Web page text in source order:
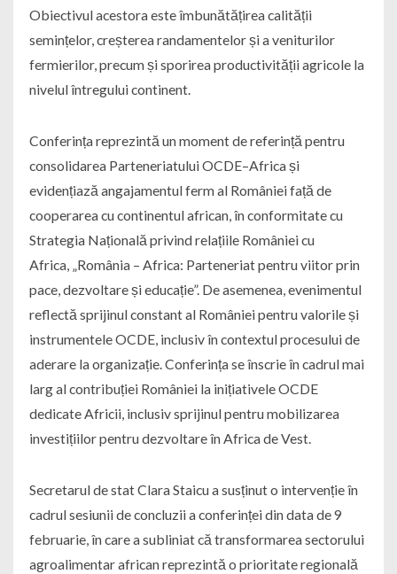
Obiectivul acestora este îmbunătățirea calității
semințelor, creșterea randamentelor și a veniturilor
fermierilor, precum și sporirea productivității agricole la
nivelul întregului continent.
Conferința reprezintă un moment de referință pentru
consolidarea Parteneriatului OCDE–Africa și
evidențiază angajamentul ferm al României față de
cooperarea cu continentul african, în conformitate cu
Strategia Națională privind relațiile României cu
Africa, „România – Africa: Parteneriat pentru viitor prin
pace, dezvoltare și educație”. De asemenea, evenimentul
reflectă sprijinul constant al României pentru valorile și
instrumentele OCDE, inclusiv în contextul procesului de
aderare la organizație. Conferința se înscrie în cadrul mai
larg al contribuției României la inițiativele OCDE
dedicate Africii, inclusiv sprijinul pentru mobilizarea
investițiilor pentru dezvoltare în Africa de Vest.
Secretarul de stat Clara Staicu a susținut o intervenție în
cadrul sesiunii de concluzii a conferinței din data de 9
februarie, în care a subliniat că transformarea sectorului
agroalimentar african reprezintă o prioritate regională